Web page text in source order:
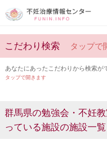
こだわり検索 タップで
あなたにあったこだわりから検索が
タップで開きます
群馬県の勉強会・不妊
っている施設の施設一覧